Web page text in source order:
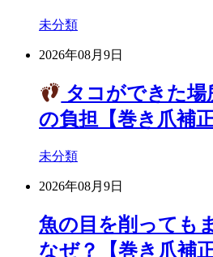
未分類
2026年08月9日
タコができた場
の負担【巻き爪補
未分類
2026年08月9日
魚の目を削っても
なぜ？【巻き爪補